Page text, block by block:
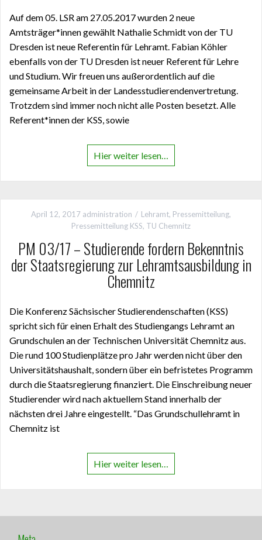
Auf dem 05. LSR am 27.05.2017 wurden 2 neue
Amtsträger*innen gewählt Nathalie Schmidt von der TU
Dresden ist neue Referentin für Lehramt. Fabian Köhler
ebenfalls von der TU Dresden ist neuer Referent für Lehre
und Studium. Wir freuen uns außerordentlich auf die
gemeinsame Arbeit in der Landesstudierendenvertretung.
Trotzdem sind immer noch nicht alle Posten besetzt. Alle
Referent*innen der KSS, sowie
Hier weiter lesen…
April 12, 2017 administration Lehramt, Pressemitteilung,
Pressemitteilung KSS, TU Chemnitz
PM 03/17 – Studierende fordern Bekenntnis
der Staatsregierung zur Lehramtsausbildung in
Chemnitz
Die Konferenz Sächsischer Studierendenschaften (KSS)
spricht sich für einen Erhalt des Studiengangs Lehramt an
Grundschulen an der Technischen Universität Chemnitz aus.
Die rund 100 Studienplätze pro Jahr werden nicht über den
Universitätshaushalt, sondern über ein befristetes Programm
durch die Staatsregierung finanziert. Die Einschreibung neuer
Studierender wird nach aktuellem Stand innerhalb der
nächsten drei Jahre eingestellt. “Das Grundschullehramt in
Chemnitz ist
Hier weiter lesen…